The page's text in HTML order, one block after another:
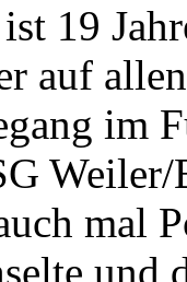
19
auf
im
mal